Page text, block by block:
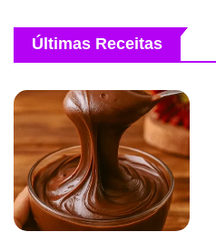
Últimas Receitas